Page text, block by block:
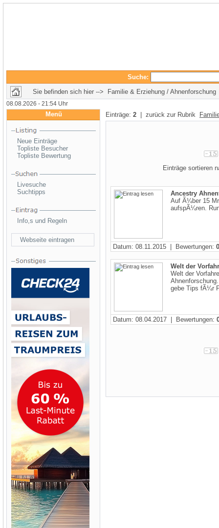
Suche:
Sie befinden sich hier --> Familie & Erziehung / Ahnenforschung
08.08.2026 - 21:54 Uhr
Menü
Neue Einträge
Topliste Besucher
Topliste Bewertung
Livesuche
Suchtipps
Info,s und Regeln
Webseite eintragen
Einträge: 2 | zurück zur Rubrik
Einträge sortieren
Ancestry
Auf Ã¼ber 15
aufspÃ¼ren.
Datum: 08.11.2015 | Bewertungen: 0
Welt der
Welt der
gebe Tips fÃ¼r
Datum: 08.04.2017 | Bewertungen: